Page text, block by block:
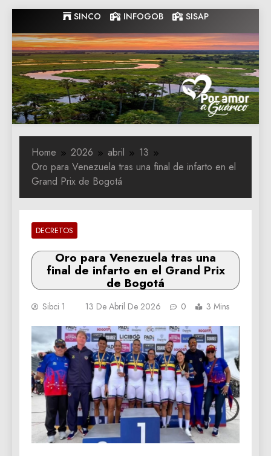
to
content
SINCO INFOGOB SISAP
Gobernacion
de Guarico
Gobernacion de Guarico
Home 2026 abril
13
Oro para Venezuela tras una final de infarto en el
Grand Prix de Bogotá
DECRETOS
Oro para Venezuela tras una
final de infarto en el Grand Prix
de Bogotá
Sibci 1 13 De Abril De 2026 0 3 Mins